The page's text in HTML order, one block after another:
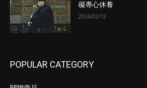
礙專心休養
2026/02/12
POPULAR CATEGORY